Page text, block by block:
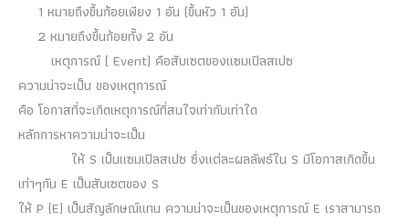
1 หมายถึงขึ้นก้อยเพียง 1 อัน (ขึ้นหัว 1 อัน)
2 หมายถึงขึ้นก้อยทั้ง 2 อัน
เหตุการณ์ ( Event) คือสับเซตของแซมเปิลสเปซ
ความน่าจะเป็น ของเหตุการณ์
คือ โอกาสที่จะเกิดเหตุการณ์ที่สนใจเท่ากับเท่าใด
หลักการหาความน่าจะเป็น
ให้ S เป็นแซมเปิลสเปซ ซึ่งแต่ละผลลัพธ์ใน S มีโอกาสเกิดขึ้น
เท่าๆกัน E เป็นสับเซตของ S
ให้ P (E) เป็นสัญลักษณ์แทน ความน่าจะเป็นของเหตุการณ์ E เราสามารถ